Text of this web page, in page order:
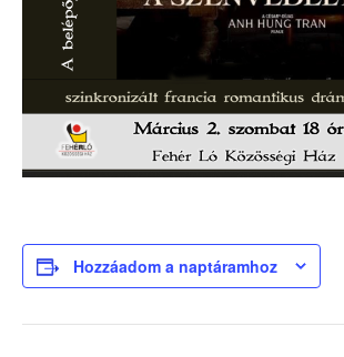
Hozzáadom a naptáramhoz